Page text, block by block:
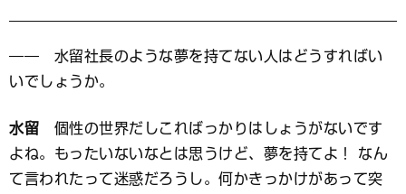
―― 水留社長のような夢を持てない人はどうすればい
いでしょうか。
水留 個性の世界だしこればっかりはしょうがないです
よね。もったいないなとは思うけど、夢を持てよ！ なん
て言われたって迷惑だろうし。何かきっかけがあって突